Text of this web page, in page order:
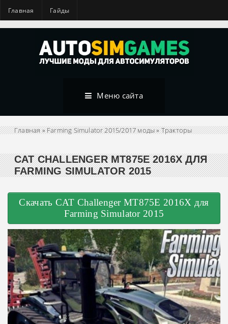
Главная Гайды
Меню сайта
Главная»Farming Simulator 2015/2017 моды»Тракторы
CAT CHALLENGER MT875E 2016X ДЛЯ
FARMING SIMULATOR 2015
Скачать CAT Challenger MT875E 2016X для
Farming Simulator 2015